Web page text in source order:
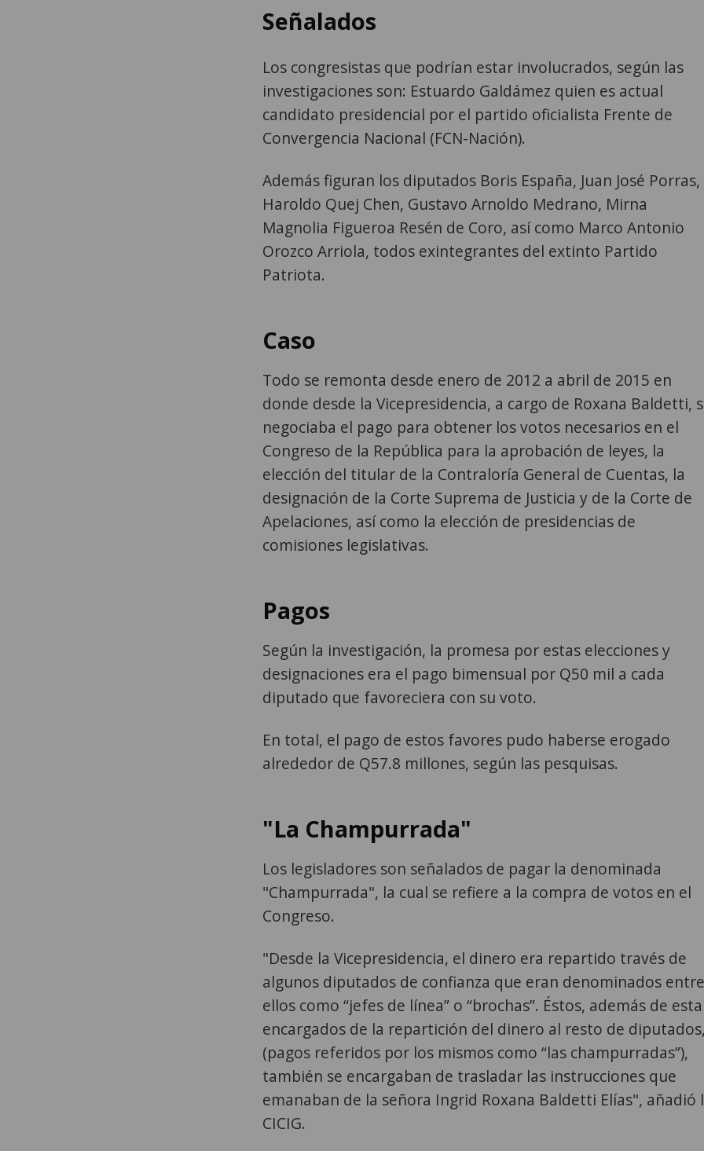
Señalados
Los congresistas que podrían estar involucrados, según las
investigaciones son: Estuardo Galdámez quien es actual
candidato presidencial por el partido oficialista Frente de
Convergencia Nacional (FCN-Nación).
Además figuran los diputados Boris España, Juan José Porras,
Haroldo Quej Chen, Gustavo Arnoldo Medrano, Mirna
Magnolia Figueroa Resén de Coro, así como Marco Antonio
Orozco Arriola, todos exintegrantes del extinto Partido
Patriota.
Caso
Todo se remonta desde enero de 2012 a abril de 2015 en
donde desde la Vicepresidencia, a cargo de Roxana Baldetti,
negociaba el pago para obtener los votos necesarios en el
Congreso de la República para la aprobación de leyes, la
elección del titular de la Contraloría General de Cuentas, la
designación de la Corte Suprema de Justicia y de la Corte de
Apelaciones, así como la elección de presidencias de
comisiones legislativas.
Pagos
Según la investigación, la promesa por estas elecciones y
designaciones era el pago bimensual por Q50 mil a cada
diputado que favoreciera con su voto.
En total, el pago de estos favores pudo haberse erogado
alrededor de Q57.8 millones, según las pesquisas.
"La Champurrada"
Los legisladores son señalados de pagar la denominada
"Champurrada", la cual se refiere a la compra de votos en el
Congreso.
"Desde la Vicepresidencia, el dinero era repartido través de
algunos diputados de confianza que eran denominados entre
ellos como “jefes de línea” o “brochas”. Éstos, además de
encargados de la repartición del dinero al resto de
(pagos referidos por los mismos como “las champurradas”),
también se encargaban de trasladar las instrucciones que
emanaban de la señora Ingrid Roxana Baldetti Elías", añadió
CICIG.